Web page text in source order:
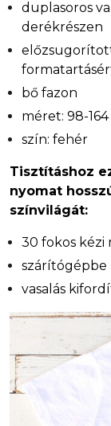
duplasoros
derékrészen
bő fazon
méret: 98-164
szín: fehér
Tisztításhoz
nyomat
színvilágát:
30 fokos kézi
szárítógépbe
vasalás